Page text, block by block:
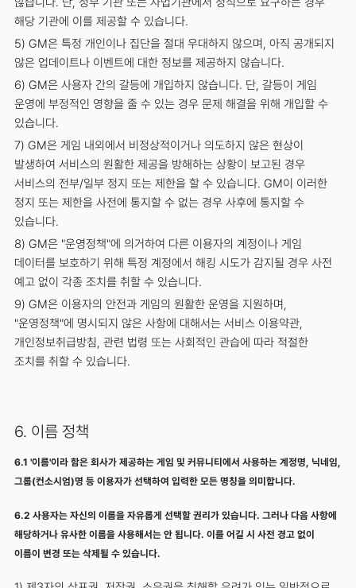
해당 기관에 이를 제공할 수 있습니다.
5) GM은 특정 개인이나 집단을 절대 우대하지 않으며, 아직 공개되지
않은 업데이트나 이벤트에 대한 정보를 제공하지 않습니다.
6) GM은 사용자 간의 갈등에 개입하지 않습니다. 단, 갈등이 게임
운영에 부정적인 영향을 줄 수 있는 경우 문제 해결을 위해 개입할 수
있습니다.
7) GM은 게임 내외에서 비정상적이거나 의도하지 않은 현상이
발생하여 서비스의 원활한 제공을 방해하는 상황이 보고된 경우
서비스의 전부/일부 정지 또는 제한을 할 수 있습니다. GM이 이러한
정지 또는 제한을 사전에 통지할 수 없는 경우 사후에 통지할 수
있습니다.
8) GM은 "운영정책"에 의거하여 다른 이용자의 계정이나 게임
데이터를 보호하기 위해 특정 계정에서 해킹 시도가 감지될 경우 사전
예고 없이 각종 조치를 취할 수 있습니다.
9) GM은 이용자의 안전과 게임의 원활한 운영을 지원하며,
"운영정책"에 명시되지 않은 사항에 대해서는 서비스 이용약관,
개인정보취급방침, 관련 법령 또는 사회적인 관습에 따라 적절한
조치를 취할 수 있습니다.
6. 이름 정책
6.1 '이름'이라 함은 회사가 제공하는 게임 및 커뮤니티에서 사용하는 계정명, 닉네임,
그룹(컨소시엄)명 등 이용자가 선택하여 입력한 모든 명칭을 의미합니다.
6.2 사용자는 자신의 이름을 자유롭게 선택할 권리가 있습니다. 그러나 다음 사항에
해당하거나 유사한 이름을 사용해서는 안 됩니다. 이를 어길 시 사전 경고 없이
이름이 변경 또는 삭제될 수 있습니다.